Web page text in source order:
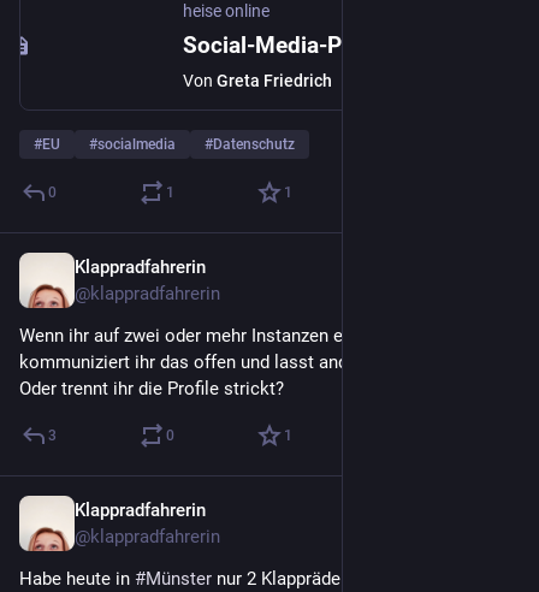
heise online
Von Greta Friedrich
#EU #socialmedia #Datenschutz
0 1 1
Klappradfahrerin
@klappradfahrerin
Wenn ihr auf zwei oder mehr Instanzen ein Profil habt,
kommuniziert ihr das offen und lasst andere davon wissen?
Oder trennt ihr die Profile strickt?
3 0 1
Klappradfahrerin
@klappradfahrerin
Habe heute in #Münster nur 2 Klappräder gesehen.